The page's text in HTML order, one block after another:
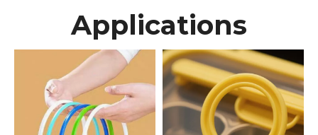
Applications